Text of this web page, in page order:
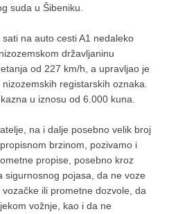
suda u Šibeniku.
na auto cesti A1 nedaleko
državljaninu
od 227 km/h, a upravljao je
registarskih oznaka.
u iznosu od 6.000 kuna.
na i dalje posebno velik broj
brzinom, pozivamo i
propise, posebno kroz
sigurnosnog pojasa, da ne voze
ili prometne dozvole, da
vožnje, kao i da ne